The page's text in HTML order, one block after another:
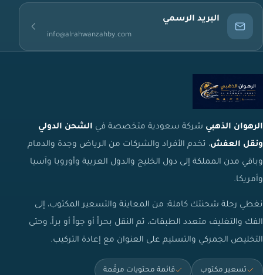
البريد الرسمي
info@alrahwanzahby.com
الرهوان الذهبي شركة سعودية متخصصة في الشحن الدولي
ونقل العفش، تخدم الأفراد والشركات من الرياض وجدة والدمام
وباقي مدن المملكة إلى دول الخليج والدول العربية وأوروبا وآسيا
وأمريكا.
نغطي رحلة شحنتك كاملة: من المعاينة والتسعير المكتوب، إلى
الفك والتغليف متعدد الطبقات، ثم النقل بحراً أو جواً أو براً، وحتى
التخليص الجمركي والتسليم على العنوان مع إعادة التركيب.
تسعير مكتوب قائمة محتويات مرقّمة